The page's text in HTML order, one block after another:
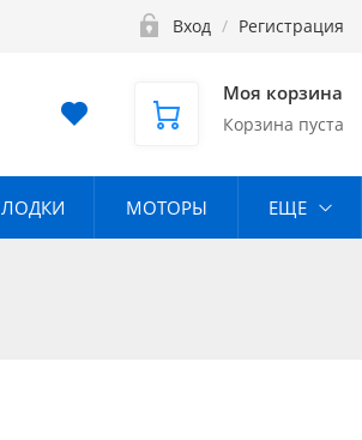
Вход / Регистрация
Моя корзина
Корзина пуста
ЛОДКИ МОТОРЫ ЕЩЕ